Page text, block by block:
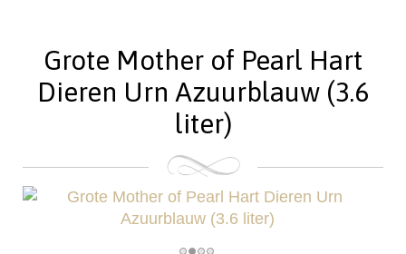
Grote Mother of Pearl Hart
Dieren Urn Azuurblauw (3.6
liter)